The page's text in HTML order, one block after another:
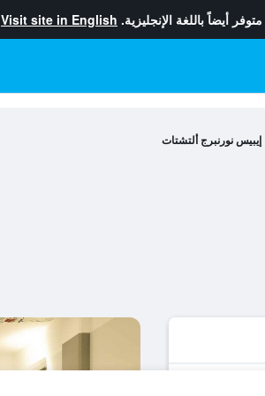
متوفر أيضاً باللغة الإنجليزية. Visit site in English
إيبيس نورنبرج ألتشتات